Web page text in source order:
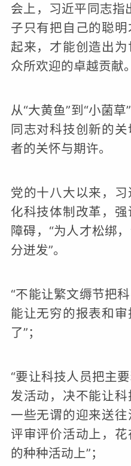
会上，习近平同志指
子只有把自己的聪
起来，才能创造出
众所欢迎的卓越贡献
从“大黄鱼”到“小菌
同志对科技创新的
者的关怀与期许。
党的十八大以来，
化科技体制改革，
障碍，“为人才松绑
分迸发”。
“不能让繁文缛节把
能让无穷的报表和
了”；
“要让科技人员把主
发活动，决不能让
一些无谓的迎来送
评审评价活动上，
的种种活动上”；